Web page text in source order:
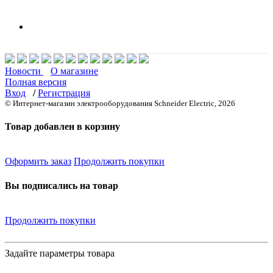
Новости
О магазине
Полная версия
Вход
/ Регистрация
© Интернет-магазин электрооборудования Schneider Electric, 2026
Товар добавлен в корзину
Оформить заказ Продолжить покупки
Вы подписались на товар
Продолжить покупки
Задайте параметры товара